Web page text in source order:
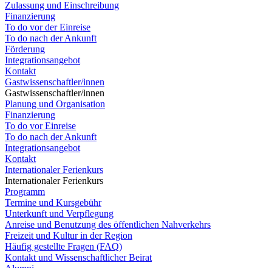
Zulassung und Einschreibung
Finanzierung
To do vor der Einreise
To do nach der Ankunft
Förderung
Integrationsangebot
Kontakt
Gastwissenschaftler/innen
Gastwissenschaftler/innen
Planung und Organisation
Finanzierung
To do vor Einreise
To do nach der Ankunft
Integrationsangebot
Kontakt
Internationaler Ferienkurs
Internationaler Ferienkurs
Programm
Termine und Kursgebühr
Unterkunft und Verpflegung
Anreise und Benutzung des öffentlichen Nahverkehrs
Freizeit und Kultur in der Region
Häufig gestellte Fragen (FAQ)
Kontakt und Wissenschaftlicher Beirat